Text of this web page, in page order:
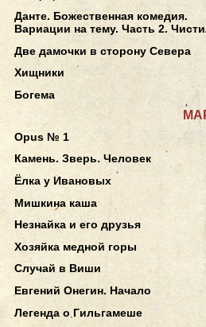
Данте. Божественная комедия.
Вариации на тему. Часть 2.
Две дамочки в сторону Севера
Хищники
Богема
Opus № 1
Камень. Зверь. Человек
Ёлка у Ивановых
Мишкина каша
Незнайка и его друзья
Хозяйка медной горы
Случай в Виши
Евгений Онегин. Начало
Легенда о Гильгамеше